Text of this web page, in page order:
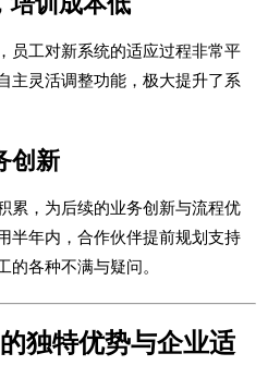
员工对新系统的适应过程非常平
主灵活调整功能，极大提升了系
创新
累，为后续的业务创新与流程优
半年内，合作伙伴提前规划支持
的各种不满与疑问。
独特优势与企业适